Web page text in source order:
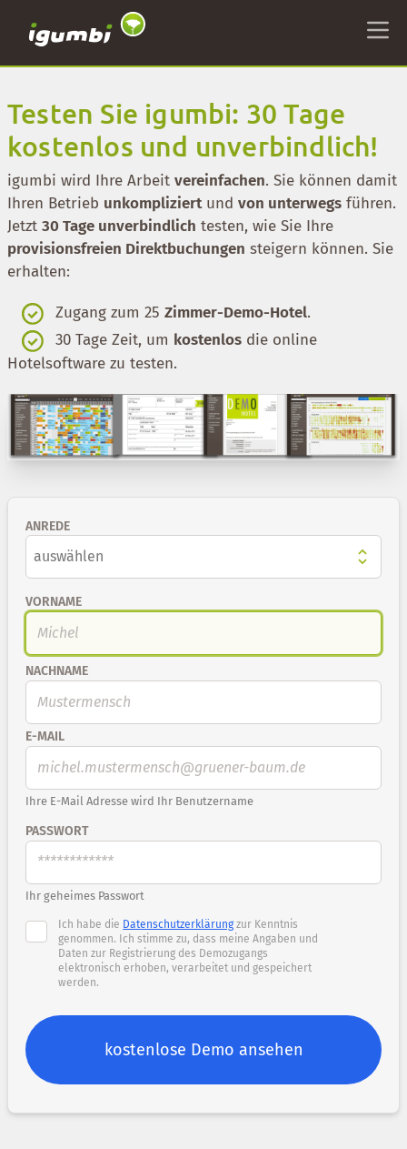
Testen Sie igumbi: 30 Tage
kostenlos und unverbindlich!
igumbi wird Ihre Arbeit vereinfachen. Sie können damit
Ihren Betrieb unkompliziertund von unterwegs führen.
Jetzt 30 Tage unverbindlich testen, wie Sie Ihre
provisionsfreien Direktbuchungen steigern können. Sie
erhalten:
Zugang zum 25 Zimmer-Demo-Hotel.
30 Tage Zeit, um kostenlos die online
Hotelsoftware zu testen.
ANREDE
VORNAME
NACHNAME
E-MAIL
Ihre E-Mail Adresse wird Ihr Benutzername
PASSWORT
Ihr geheimes Passwort
Ich habe die Datenschutzerklärung zur Kenntnis
genommen. Ich stimme zu, dass meine Angaben und
Daten zur Registrierung des Demozugangs
elektronisch erhoben, verarbeitet und gespeichert
werden.